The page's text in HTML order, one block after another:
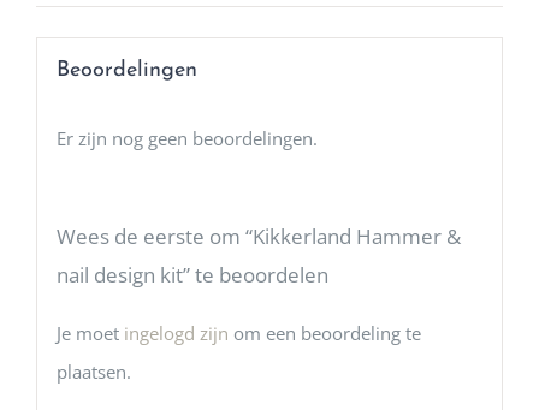
Beoordelingen
Er zijn nog geen beoordelingen.
Wees de eerste om “Kikkerland Hammer &
nail design kit” te beoordelen
Je moet ingelogd zijn om een beoordeling te
plaatsen.